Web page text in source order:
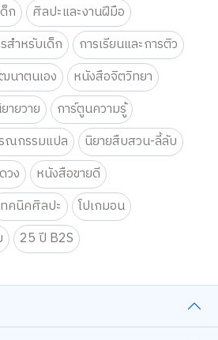
ก
ศิลปะและงานฝีมือ
สำหรับเด็ก
การเรียนและการติว
นาตนเอง
หนังสือจิตวิทยา
ายวาย
การ์ตูนความรู้
ณกรรมแปล
นิยายสืบสวน-ลี้ลับ
วง
หนังสือขายดี
ทคนิคศิลปะ
โปเกมอน
25 ปี B2S